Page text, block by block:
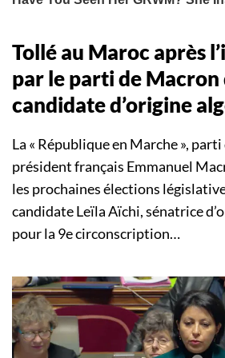
Tollé au Maroc après
par le parti de Macron
candidate d’origine
La « République en Marche »,
président français Emmanuel
les prochaines élections
candidate Leïla Aïchi, sénatrice
pour la 9e circonscription…